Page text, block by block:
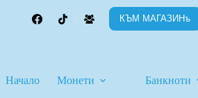
КЪМ МАГАЗИНъ
Начало Монети Банкноти